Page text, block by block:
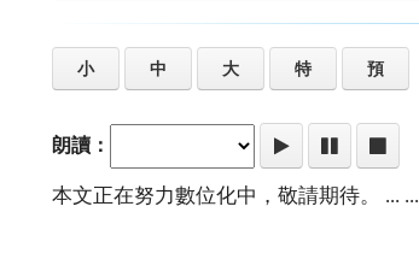
小 中 大 特 預
朗讀：
本文正在努力數位化中，敬請期待。 ... ...